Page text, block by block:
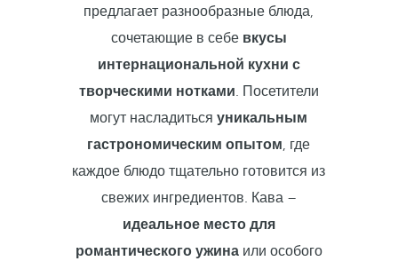
предлагает разнообразные блюда,
сочетающие в себе вкусы
интернациональной кухни с
творческими нотками. Посетители
могут насладитьсяуникальным
гастрономическим опытом, где
каждое блюдо тщательно готовится из
свежих ингредиентов. Кава –
идеальное место для
романтического ужинаили особого